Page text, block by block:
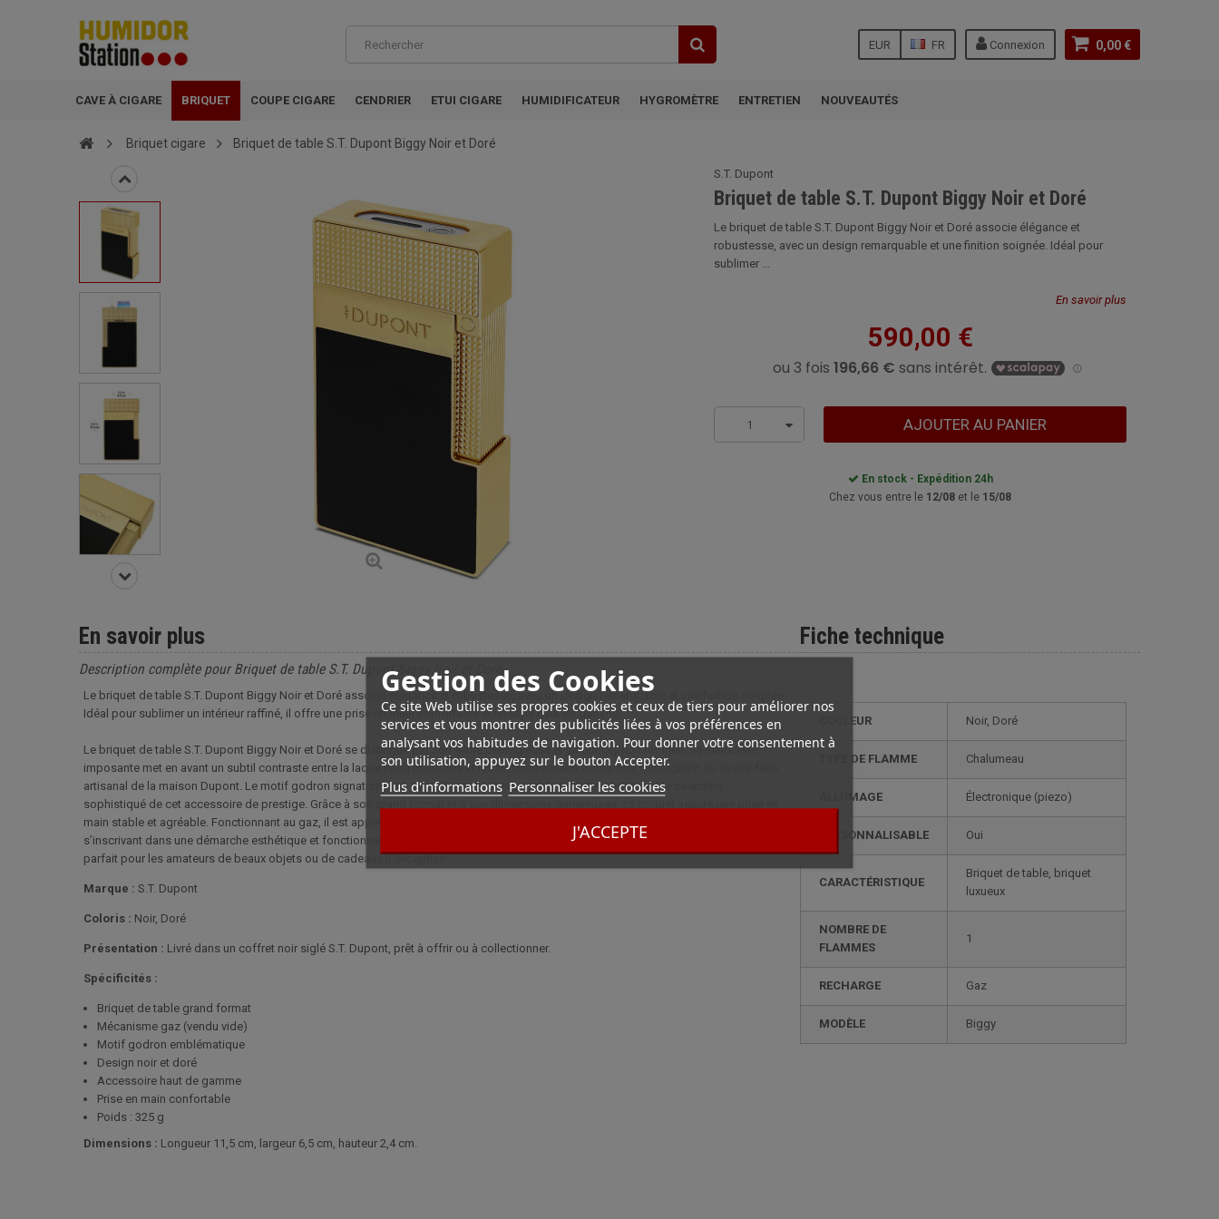
0,00 €
Connexion
FR
EUR
CAVE À CIGARE BRIQUET COUPE CIGARE CENDRIER ETUI CIGARE HUMIDIFICATEUR HYGROMÈTRE ENTRETIEN NOUVEAUTÉS
Gestion des Cookies
Ce site Web utilise ses propres cookies et ceux de tiers pour améliorer nos
services et vous montrer des publicités liées à vos préférences en
analysant vos habitudes de navigation. Pour donner votre consentement à
son utilisation, appuyez sur le bouton Accepter.
Plus d'informations Personnaliser les cookies
J'ACCEPTE
Briquet cigare Briquet de table S.T. Dupont Biggy Noir et Doré
S.T. Dupont
Briquet de table S.T. Dupont Biggy Noir et Doré
Le briquet de table S.T. Dupont Biggy Noir et Doré associe élégance et
robustesse, avec un design remarquable et une finition soignée. Idéal pour
sublimer ...
En savoir plus
590,00 €
1 AJOUTER AU PANIER
En stock - Expédition 24h
Chez vous entre le 12/08 et le 15/08
Fiche technique
COULEUR Noir, Doré
TYPE DE FLAMME Chalumeau
ALLUMAGE électronique (piezo)
PERSONNALISABLE oui
CARACTÉRISTIQUE
briquet de table, briquet
luxueux
NOMBRE DE
FLAMMES
1
RECHARGE gaz
MODÈLE biggy
En savoir plus
Description complète pour Briquet de table S.T. Dupont Biggy Noir et Doré
Le briquet de table S.T. Dupont Biggy Noir et Doré associe élégance et robustesse, avec un design remarquable et une finition soignée.
Idéal pour sublimer un intérieur raffiné, il offre une prise en main confortable et un style haut de gamme.
Le briquet de table S.T. Dupont Biggy Noir et Doré se distingue par son allure prestigieuse et sa conception raffinée. Sa silhouette
imposante met en avant un subtil contraste entre la laque noire profonde et les finitions dorées éclatantes, témoignant du savoir-faire
artisanal de la maison Dupont. Le motif godron signature orne avec élégance le capot et la molette, soulignant le caractère
sophistiqué de cet accessoire de prestige. Grâce à son grand format et à ses dimensions généreuses, ce briquet assure une prise en
main stable et agréable. Fonctionnant au gaz, il est apprécié pour son côté pratique lors de l’allumage de bougies ou cigares, tout en
s’inscrivant dans une démarche esthétique et fonctionnelle. Présenté dans un coffret raffiné signé S.T. Dupont, il constitue un choix
parfait pour les amateurs de beaux objets ou de cadeaux d’exception.
Marque : S.T. Dupont
Coloris : Noir, Doré
Présentation : Livré dans un coffret noir siglé S.T. Dupont, prêt à offrir ou à collectionner.
Spécificités :
Briquet de table grand format
Mécanisme gaz (vendu vide)
Motif godron emblématique
Design noir et doré
Accessoire haut de gamme
Prise en main confortable
Poids : 325 g
Dimensions : Longueur 11,5 cm, largeur 6,5 cm, hauteur 2,4 cm.